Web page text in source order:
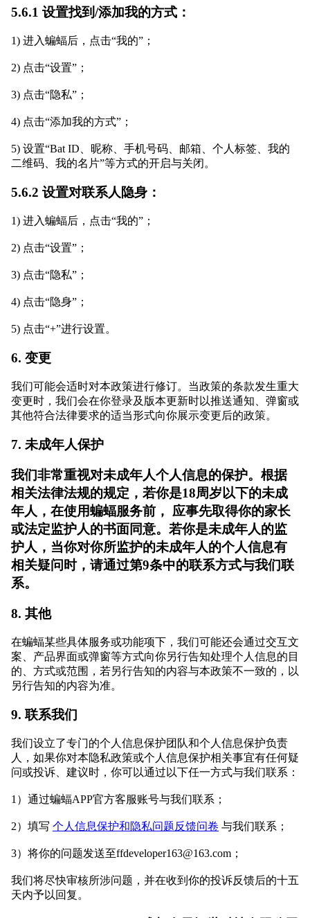
5.6.1 设置找到/添加我的方式：
1) 进入蝙蝠后，点击“我的”；
2) 点击“设置”；
3) 点击“隐私”；
4) 点击“添加我的方式”；
5) 设置“Bat ID、昵称、手机号码、邮箱、个人标签、我的
二维码、我的名片”等方式的开启与关闭。
5.6.2 设置对联系人隐身：
1) 进入蝙蝠后，点击“我的”；
2) 点击“设置”；
3) 点击“隐私”；
4) 点击“隐身”；
5) 点击“+”进行设置。
6. 变更
我们可能会适时对本政策进行修订。当政策的条款发生重大
变更时，我们会在你登录及版本更新时以推送通知、弹窗或
其他符合法律要求的适当形式向你展示变更后的政策。
7. 未成年人保护
我们非常重视对未成年人个人信息的保护。根据
相关法律法规的规定，若你是18周岁以下的未成
年人，在使用蝙蝠服务前， 应事先取得你的家长
或法定监护人的书面同意。若你是未成年人的监
护人，当你对你所监护的未成年人的个人信息有
相关疑问时，请通过第9条中的联系方式与我们联
系。
8. 其他
在蝙蝠某些具体服务或功能项下，我们可能还会通过交互文
案、产品界面或弹窗等方式向你另行告知处理个人信息的目
的、方式或范围，若另行告知的内容与本政策不一致的，以
另行告知的内容为准。
9. 联系我们
我们设立了专门的个人信息保护团队和个人信息保护负责
人，如果你对本隐私政策或个人信息保护相关事宜有任何疑
问或投诉、建议时，你可以通过以下任一方式与我们联系：
1）通过蝙蝠APP官方客服账号与我们联系；
2）填写 个人信息保护和隐私问题反馈问卷 与我们联系；
3）将你的问题发送至ffdeveloper163@163.com；
我们将尽快审核所涉问题，并在收到你的投诉反馈后的十五
天内予以回复。